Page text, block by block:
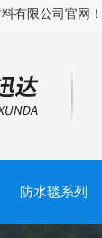
有限公司官网！
防水毯系列